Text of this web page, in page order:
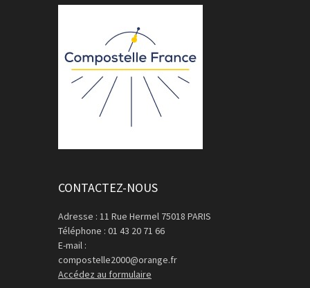
CONTACTEZ-NOUS
Adresse : 11 Rue Hermel 75018 PARIS
Téléphone : 01 43 20 71 66
E-mail :
compostelle2000@orange.fr
Accédez au formulaire